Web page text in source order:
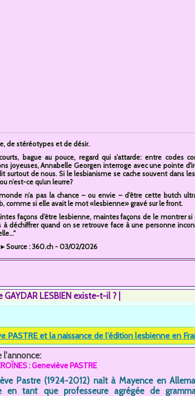
de stéréotypes et de désir.
bague au pouce, regard qui s’attarde: entre codes
joyeuses, Annabelle Georgen interroge avec une pointe
surtout de nous. Si le lesbianisme se cache souvent dans
n’est-ce qu’un leurre?
n’a pas la chance – ou envie – d’être cette butch
comme si elle avait le mot «lesbienne» gravé sur le front.
façons d’être lesbienne, maintes façons de le montrer
à déchiffrer quand on se retrouve face à une personne
►Source : 360.ch - 03/02/2026
GAYDAR LESBIEN existe-t-il ?
PASTRE et la naissance de l’édition lesbienne en
l'annonce:
: Geneviève PASTRE
Pastre (1924-2012) naît à Mayence en
en tant que professeure agrégée de